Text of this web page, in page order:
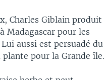
Charles Giblain produit
Madagascar pour les
aussi est persuadé du
pour la Grande île.